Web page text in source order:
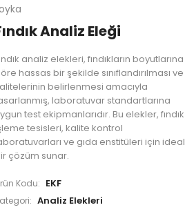
Analiz Eleği
analiz elekleri, fındıkların boyutlarına
hassas bir şekilde sınıflandırılması ve
belirlenmesi amacıyla
laboratuvar standartlarına
test ekipmanlarıdır. Bu elekler, fındık
tesisleri, kalite kontrol
ve gıda enstitüleri için ideal
çözüm sunar.
Kodu: EKF
Analiz Elekleri